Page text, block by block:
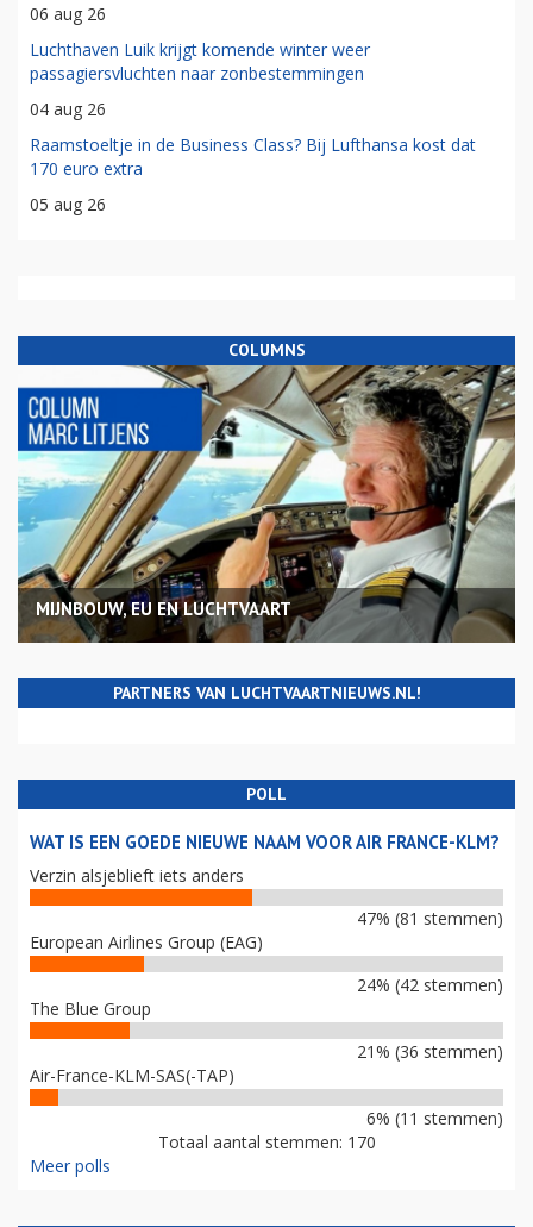
06 aug 26
Luchthaven Luik krijgt komende winter weer
passagiersvluchten naar zonbestemmingen
04 aug 26
Raamstoeltje in de Business Class? Bij Lufthansa kost dat
170 euro extra
05 aug 26
COLUMNS
MIJNBOUW, EU EN LUCHTVAART
PARTNERS VAN LUCHTVAARTNIEUWS.NL!
POLL
WAT IS EEN GOEDE NIEUWE NAAM VOOR AIR FRANCE-KLM?
Verzin alsjeblieft iets anders
47% (81 stemmen)
European Airlines Group (EAG)
24% (42 stemmen)
The Blue Group
21% (36 stemmen)
Air-France-KLM-SAS(-TAP)
6% (11 stemmen)
Totaal aantal stemmen: 170
Meer polls